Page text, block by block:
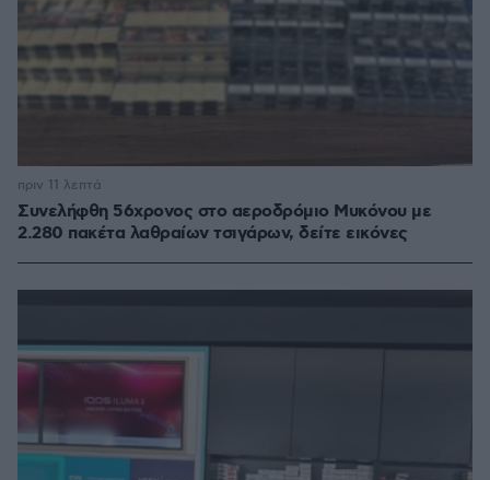
Συνελήφθη 56χρονος στο αεροδρόμιο Μυκόνου με
2.280 πακέτα λαθραίων τσιγάρων, δείτε εικόνες
πριν 11 λεπτά